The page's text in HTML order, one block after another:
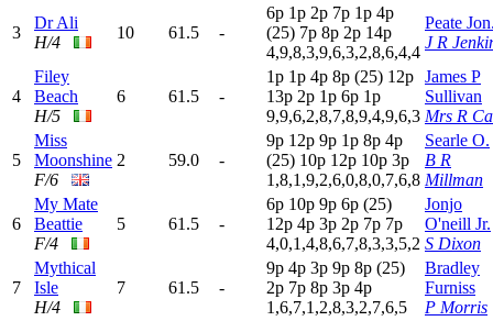
3
Dr Ali
H/4
10 61.5 -
6p 1p 2p 7p 1p 4p
(25) 7p 8p 2p 14p
4,9,8,3,9,6,3,2,8,6,4,4
Peate
J R
4
Filey
Beach
H/5
6 61.5 -
1p 1p 4p 8p (25) 12p
13p 2p 1p 6p 1p
9,9,6,2,8,7,8,9,4,9,6,3
James P
Sullivan
Mrs R
5
Miss
Moonshine
F/6
2 59.0 -
9p 12p 9p 1p 8p 4p
(25) 10p 12p 10p 3p
1,8,1,9,2,6,0,8,0,7,6,8
Searle O.
B R
Millman
6
My Mate
Beattie
F/4
5 61.5 -
6p 10p 9p 6p (25)
12p 4p 3p 2p 7p 7p
4,0,1,4,8,6,7,8,3,3,5,2
Jonjo
O'neill Jr.
S Dixon
7
Mythical
Isle
H/4
7 61.5 -
9p 4p 3p 9p 8p (25)
2p 7p 8p 3p 4p
1,6,7,1,2,8,3,2,7,6,5
Bradley
Furniss
P Morris